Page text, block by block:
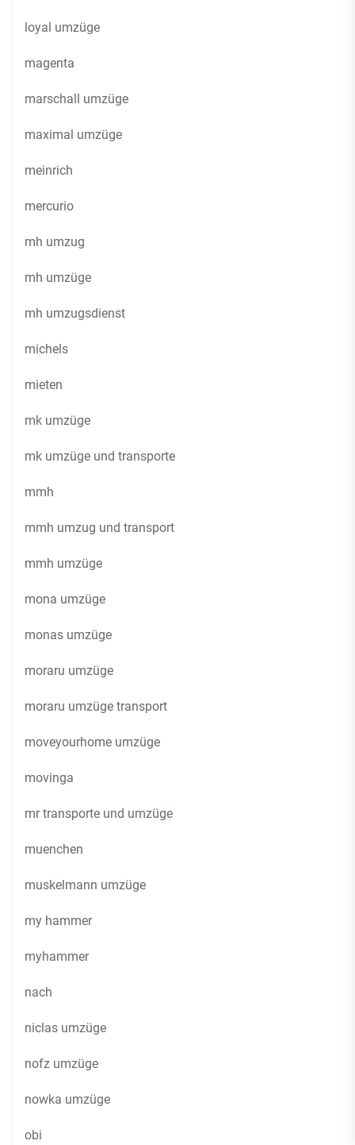
loyal umzüge
magenta
marschall umzüge
maximal umzüge
meinrich
mercurio
mh umzug
mh umzüge
mh umzugsdienst
michels
mieten
mk umzüge
mk umzüge und transporte
mmh
mmh umzug und transport
mmh umzüge
mona umzüge
monas umzüge
moraru umzüge
moraru umzüge transport
moveyourhome umzüge
movinga
mr transporte und umzüge
muenchen
muskelmann umzüge
my hammer
myhammer
nach
niclas umzüge
nofz umzüge
nowka umzüge
obi